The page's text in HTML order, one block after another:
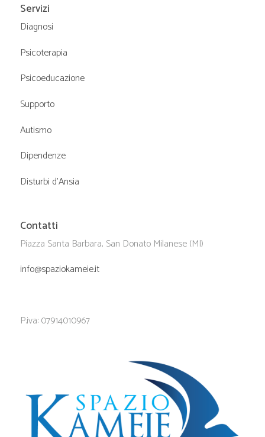
Servizi
Diagnosi
Psicoterapia
Psicoeducazione
Supporto
Autismo
Dipendenze
Disturbi d’Ansia
Contatti
Piazza Santa Barbara, San Donato Milanese (MI)
info@spaziokameie.it
P.iva: 07914010967